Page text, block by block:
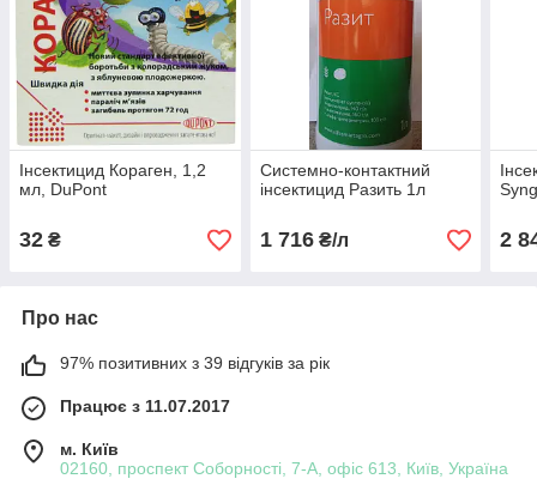
Інсектицид Кораген, 1,2
мл, DuPont
32 ₴
Системно-контактний
інсектицид Разить 1л
1 716₴/л 2
Про нас
97% позитивних з 39 відгуків за рік
Працює з 11.07.2017
м. Київ
02160, проспект Соборності, 7-А, офіс 613, Київ, Україна